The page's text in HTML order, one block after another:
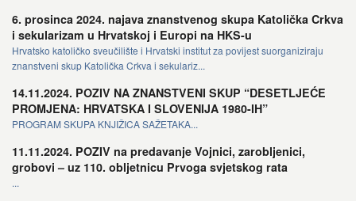
6. prosinca 2024. najava znanstvenog skupa Katolička Crkva
i sekularizam u Hrvatskoj i Europi na HKS-u
Hrvatsko katoličko sveučilište i Hrvatski institut za povijest suorganiziraju
znanstveni skup Katolička Crkva i sekulariz...
14.11.2024. POZIV NA ZNANSTVENI SKUP “DESETLJEĆE
PROMJENA: HRVATSKA I SLOVENIJA 1980-IH”
PROGRAM SKUPA KNJIŽICA SAŽETAKA...
11.11.2024. POZIV na predavanje Vojnici, zarobljenici,
grobovi – uz 110. obljetnicu Prvoga svjetskog rata
...